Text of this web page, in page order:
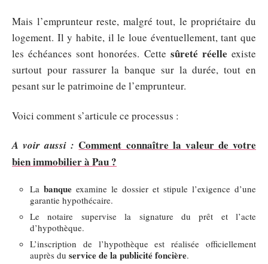
Mais l’emprunteur reste, malgré tout, le propriétaire du
logement. Il y habite, il le loue éventuellement, tant que
les échéances sont honorées. Cette sûreté réelle existe
surtout pour rassurer la banque sur la durée, tout en
pesant sur le patrimoine de l’emprunteur.
Voici comment s’articule ce processus :
A voir aussi : Comment connaître la valeur de votre
bien immobilier à Pau ?
La banque examine le dossier et stipule l’exigence d’une
garantie hypothécaire.
Le notaire supervise la signature du prêt et l’acte
d’hypothèque.
L’inscription de l’hypothèque est réalisée officiellement
auprès du service de la publicité foncière.